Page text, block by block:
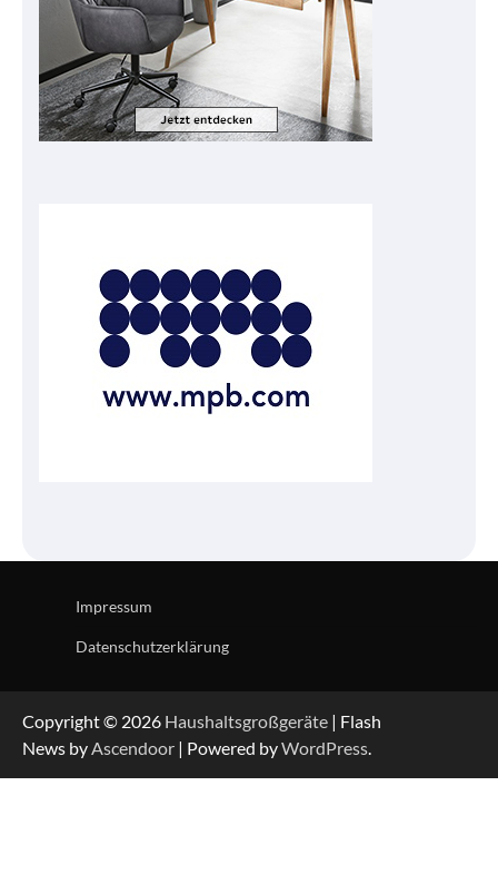
Impressum
Datenschutzerklärung
Copyright © 2026 Haushaltsgroßgeräte | Flash
News byAscendoor | Powered byWordPress.